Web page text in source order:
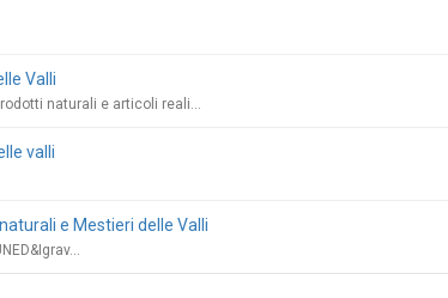
Valli
naturali e articoli reali...
valli
e Mestieri delle Valli